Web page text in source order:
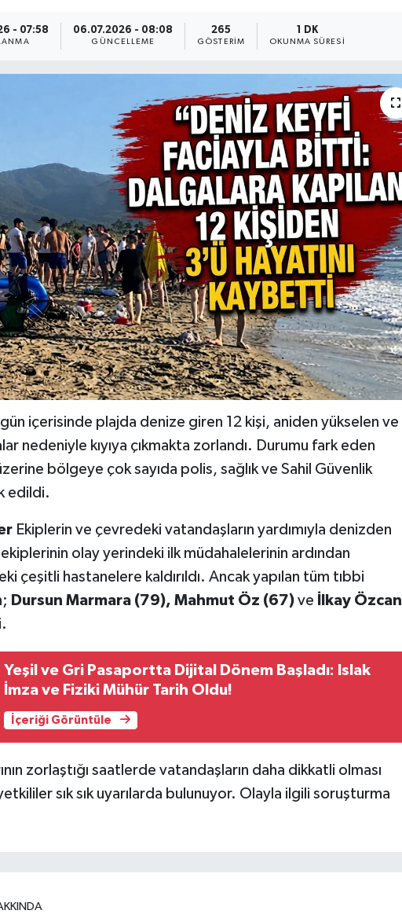
- 07:58 06.07.2026 - 08:08
GÜNCELLEME
265
GÖSTERIM
1 DK
OKUNMA SÜRESI
içerisinde plajda denize giren 12 kişi, aniden yükselen ve
nedeniyle kıyıya çıkmakta zorlandı. Durumu fark eden
bölgeye çok sayıda polis, sağlık ve Sahil Güvenlik
edildi.
Ekiplerin ve çevredeki vatandaşların yardımıyla denizden
ekiplerinin olay yerindeki ilk müdahalelerinin ardından
çeşitli hastanelere kaldırıldı. Ancak yapılan tüm tıbbi
Dursun Marmara (79), Mahmut Öz (67)ve
İlkay Özcan
Yeşil ve Gri Pasaportta Dijital Dönem Başladı: Islak
İmza ve Fiziki Mühür Tarih Oldu!
İçeriği Görüntüle
zorlaştığı saatlerde vatandaşların daha dikkatli olması
sık sık uyarılarda bulunuyor. Olayla ilgili soruşturma